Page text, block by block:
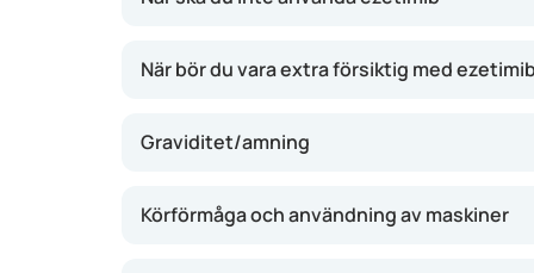
När bör du vara extra försiktig med
Graviditet/amning
Körförmåga och användning av maskiner